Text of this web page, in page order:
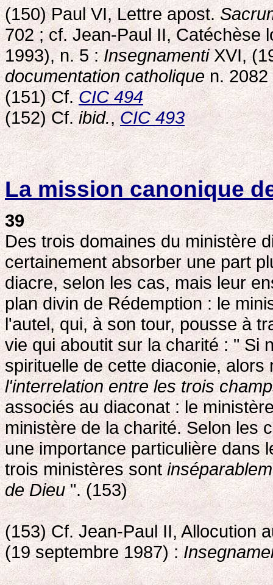
(150) Paul VI, Lettre apost.
702 ; cf. Jean-Paul II, Catéchèse
1993), n. 5 :InsegnamentiXVI,
documentation catholiquen. 2082
(151) Cf.CIC 494
(152) Cf.ibid.,CIC 493
La mission canonique
39
Des trois domaines du ministère
certainement absorber une part
diacre, selon les cas, mais leur
plan divin de Rédemption : le
l'autel, qui, à son tour, pousse à
vie qui aboutit sur la charité : " Si
spirituelle de cette diaconie,
l'interrelation entre les trois
associés au diaconat : le
ministère de la charité. Selon les
une importance particulière dans
trois ministères sont
de Dieu". (153)
(153) Cf. Jean-Paul II, Allocution
(19 septembre 1987) :